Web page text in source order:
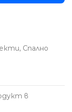
, Спално
в